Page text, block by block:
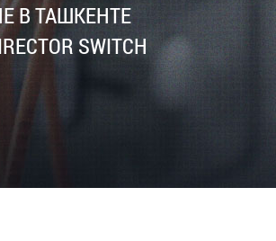
В ТАШКЕНТЕ
SWITCH